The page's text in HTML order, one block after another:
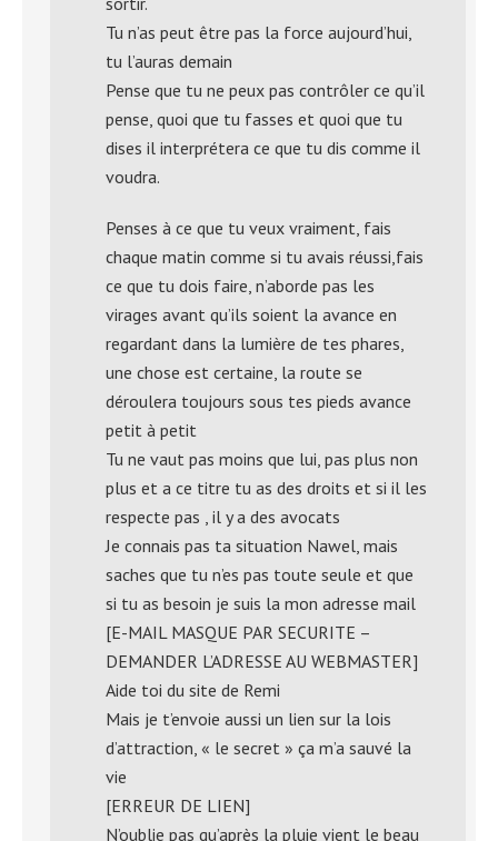
Tu n’as peut être pas la force aujourd’hui,
tu l’auras demain
Pense que tu ne peux pas contrôler ce qu’il
pense, quoi que tu fasses et quoi que tu
dises il interprétera ce que tu dis comme il
voudra.
Penses à ce que tu veux vraiment, fais
chaque matin comme si tu avais réussi,fais
ce que tu dois faire, n’aborde pas les
virages avant qu’ils soient la avance en
regardant dans la lumière de tes phares,
une chose est certaine, la route se
déroulera toujours sous tes pieds avance
petit à petit
Tu ne vaut pas moins que lui, pas plus non
plus et a ce titre tu as des droits et si il les
respecte pas , il y a des avocats
Je connais pas ta situation Nawel, mais
saches que tu n’es pas toute seule et que
si tu as besoin je suis la mon adresse mail
[E-MAIL MASQUE PAR SECURITE –
DEMANDER L’ADRESSE AU WEBMASTER]
Aide toi du site de Remi
Mais je t’envoie aussi un lien sur la lois
d’attraction, « le secret » ça m’a sauvé la
vie
[ERREUR DE LIEN]
N’oublie pas qu’après la pluie vient le beau